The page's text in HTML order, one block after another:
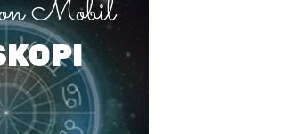
Mobil